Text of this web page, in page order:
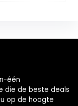
één
die de beste deals
op de hoogte